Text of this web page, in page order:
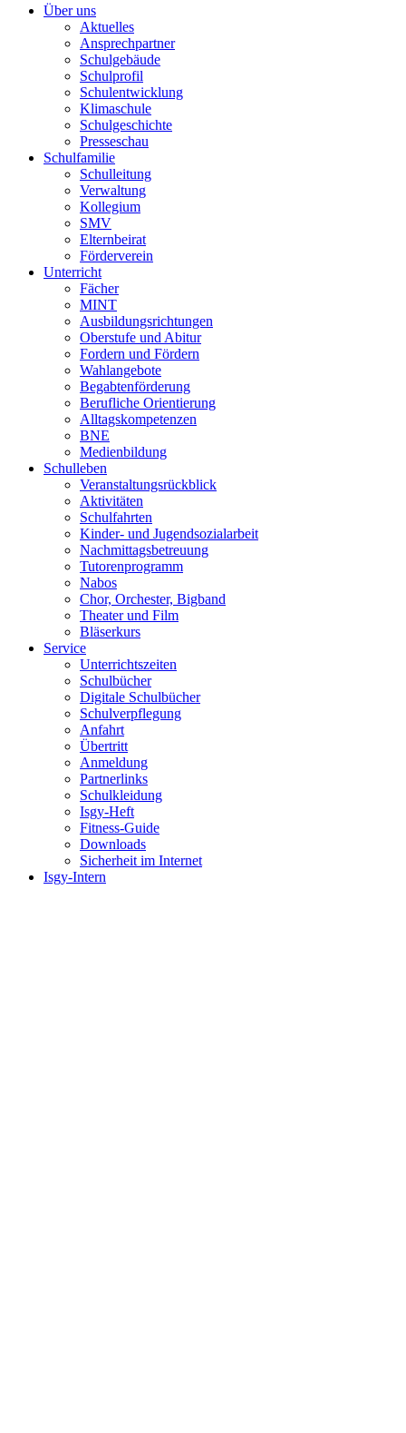
Über uns
Aktuelles
Ansprechpartner
Schulgebäude
Schulprofil
Schulentwicklung
Klimaschule
Schulgeschichte
Presseschau
Schulfamilie
Schulleitung
Verwaltung
Kollegium
SMV
Elternbeirat
Förderverein
Unterricht
Fächer
MINT
Ausbildungsrichtungen
Oberstufe und Abitur
Fordern und Fördern
Wahlangebote
Begabtenförderung
Berufliche Orientierung
Alltagskompetenzen
BNE
Medienbildung
Schulleben
Veranstaltungsrückblick
Aktivitäten
Schulfahrten
Kinder- und Jugendsozialarbeit
Nachmittagsbetreuung
Tutorenprogramm
Nabos
Chor, Orchester, Bigband
Theater und Film
Bläserkurs
Service
Unterrichtszeiten
Schulbücher
Digitale Schulbücher
Schulverpflegung
Anfahrt
Übertritt
Anmeldung
Partnerlinks
Schulkleidung
Isgy-Heft
Fitness-Guide
Downloads
Sicherheit im Internet
Isgy-Intern